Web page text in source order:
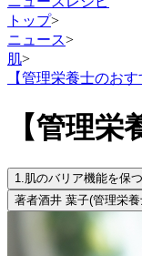
トップ>
ニュース>
肌>
【管理栄養士のお
【管理
1.肌のバリア機能を保
著者酒井 葉子(管理栄